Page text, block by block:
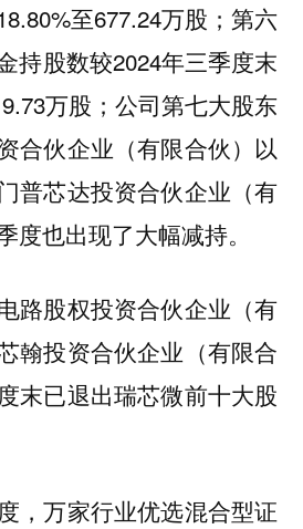
至677.24万股；第六
持股数较2024年三季度末
万股；公司第七大股东
合伙企业（有限合伙）以
普芯达投资合伙企业（有
度也出现了大幅减持。
路股权投资合伙企业（有
翰投资合伙企业（有限合
末已退出瑞芯微前十大股
，万家行业优选混合型证